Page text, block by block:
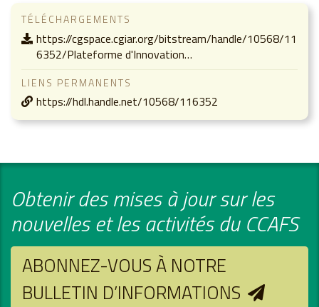
TÉLÉCHARGEMENTS
https://cgspace.cgiar.org/bitstream/handle/10568/11
6352/Plateforme d'Innovation…
LIENS PERMANENTS
https://hdl.handle.net/10568/116352
Obtenir des mises à jour sur les
nouvelles et les activités du CCAFS
ABONNEZ-VOUS À NOTRE
BULLETIN D’INFORMATIONS